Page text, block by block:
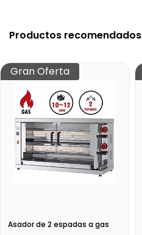
Productos recomendados
Gran Oferta
Asador de 2 espadas a gas